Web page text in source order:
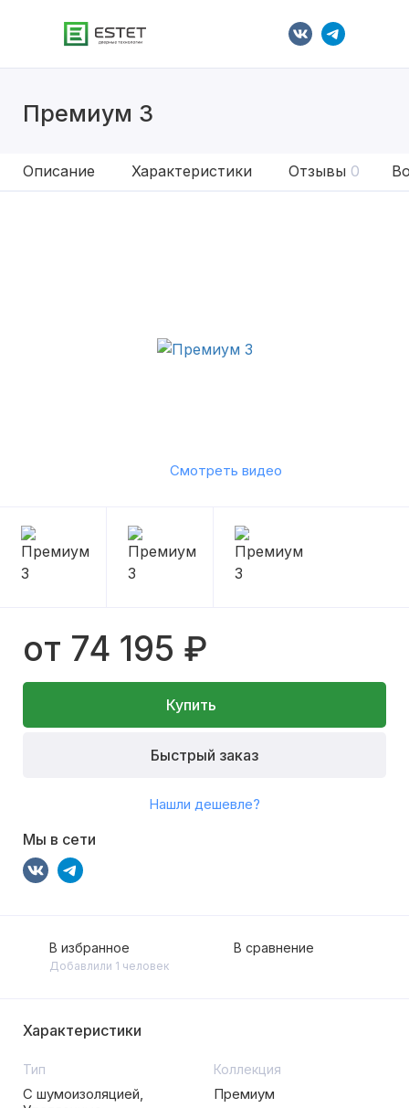
Премиум 3
Описание Характеристики Отзывы 0
Смотреть видео
от 74 195 ₽
Купить
Быстрый заказ
Нашли дешевле?
Мы в сети
В избранное
Добавлили 1 человек
В сравнение
Характеристики
Тип
С шумоизоляцией,
Коллекция
Премиум